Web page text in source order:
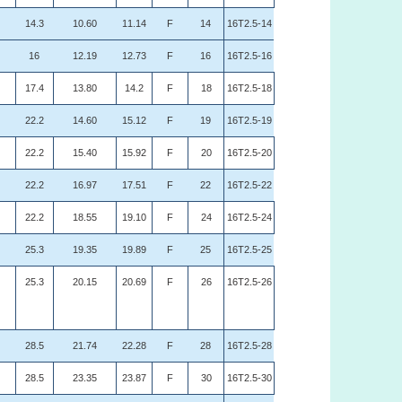
16T2.5-14
14
F
11.14
10.60
14.3
16T2.5-16
16
F
12.73
12.19
16
16T2.5-18
18
F
14.2
13.80
17.4
16T2.5-19
19
F
15.12
14.60
22.2
16T2.5-20
20
F
15.92
15.40
22.2
16T2.5-22
22
F
17.51
16.97
22.2
16T2.5-24
24
F
19.10
18.55
22.2
16T2.5-25
25
F
19.89
19.35
25.3
16T2.5-26
26
F
20.69
20.15
25.3
16T2.5-28
28
F
22.28
21.74
28.5
16T2.5-30
30
F
23.87
23.35
28.5